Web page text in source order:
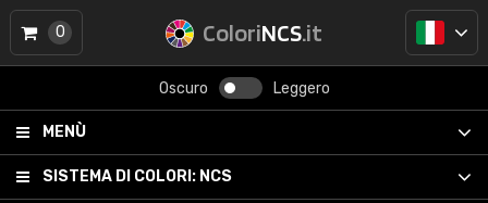
ColoriNCS.it
Oscuro Leggero
MENÙ
SISTEMA DI COLORI: NCS
0